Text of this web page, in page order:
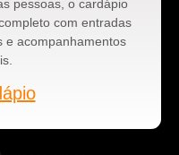
pessoas, o cardápio
com entradas
e acompanhamentos